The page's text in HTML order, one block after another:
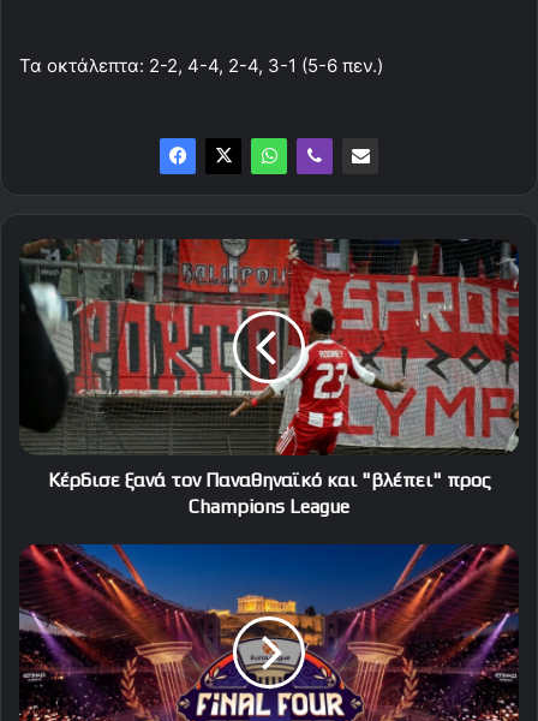
Τα οκτάλεπτα: 2-2, 4-4, 2-4, 3-1 (5-6 πεν.)
Κέρδισε
ξανά
τον
Παναθηναϊκό
"βλέπει"
Champions
League
Κέρδισε ξανά τον Παναθηναϊκό και "βλέπει" προς
Champions League
Αυτές
είναι
οι
τέσσερις
ομάδες
του
Final-